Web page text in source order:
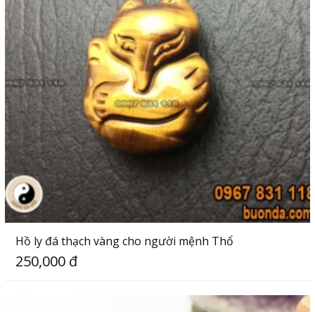
Hồ ly đá thạch vàng cho người mệnh Thổ
250,000 đ